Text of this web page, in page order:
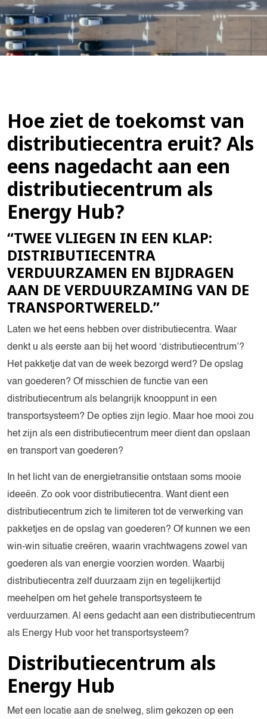
Hoe ziet de toekomst van
distributiecentra eruit? Als
eens nagedacht aan een
distributiecentrum als
Energy Hub?
“TWEE VLIEGEN IN EEN KLAP:
DISTRIBUTIECENTRA
VERDUURZAMEN EN BIJDRAGEN
AAN DE VERDUURZAMING VAN DE
TRANSPORTWERELD.”
Laten we het eens hebben over distributiecentra. Waar
denkt u als eerste aan bij het woord ‘distributiecentrum’?
Het pakketje dat van de week bezorgd werd? De opslag
van goederen? Of misschien de functie van een
distributiecentrum als belangrijk knooppunt in een
transportsysteem? De opties zijn legio. Maar hoe mooi zou
het zijn als een distributiecentrum meer dient dan opslaan
en transport van goederen?
In het licht van de energietransitie ontstaan soms mooie
ideeën. Zo ook voor distributiecentra. Want dient een
distributiecentrum zich te limiteren tot de verwerking van
pakketjes en de opslag van goederen? Of kunnen we een
win-win situatie creëren, waarin vrachtwagens zowel van
goederen als van energie voorzien worden. Waarbij
distributiecentra zelf duurzaam zijn en tegelijkertijd
meehelpen om het gehele transportsysteem te
verduurzamen. Al eens gedacht aan een distributiecentrum
als Energy Hub voor het transportsysteem?
Distributiecentrum als
Energy Hub
Met een locatie aan de snelweg, slim gekozen op een